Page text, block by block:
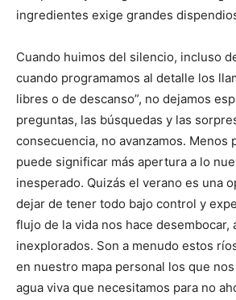
ingredientes exige grandes
Cuando huimos del silencio, incluso
cuando programamos al detalle los
libres o de descanso”, no dejamos
preguntas, las búsquedas y las
consecuencia, no avanzamos. Menos
puede significar más apertura a lo
inesperado. Quizás el verano es una
dejar de tener todo bajo control y
flujo de la vida nos hace desembocar,
inexplorados. Son a menudo estos
en nuestro mapa personal los que
agua viva que necesitamos para no